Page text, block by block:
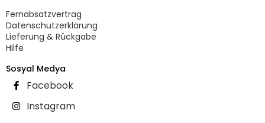
Fernabsatzvertrag
Datenschutzerklärung
Lieferung & Rückgabe
Hilfe
Sosyal Medya
Facebook
Instagram